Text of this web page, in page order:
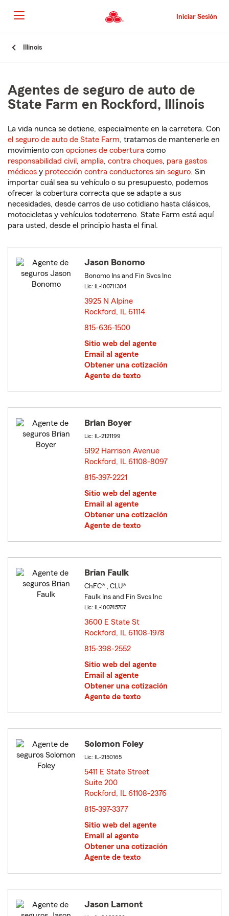
al
contenido
principal
Iniciar Sesión
Illinois
Agentes de seguro de auto de
State Farm en Rockford, Illinois
La vida nunca se detiene, especialmente en la carretera. Con
el seguro de auto de State Farm, tratamos de mantenerle en
movimiento con opciones de cobertura como
responsabilidad civil , amplia, contra choques, para gastos
médicos y protección contra conductores sin seguro. Sin
importar cuál sea su vehículo o su presupuesto, podemos
ofrecer la cobertura correcta que se adapte a sus
necesidades, desde carros de uso cotidiano hasta clásicos,
motocicletas y vehículos todoterreno. State Farm está aquí
para usted, desde el principio hasta el final.
Jason Bonomo
Bonomo Ins and Fin Svcs Inc
Lic: IL-100711304
3925 N Alpine
Rockford, IL 61114
815-636-1500
Sitio web del agente
Email al agente
Obtener una cotización
Agente de texto
Brian Boyer
Lic: IL-2121199
5192 Harrison Avenue
Rockford, IL 61108-8097
815-397-2221
Sitio web del agente
Email al agente
Obtener una cotización
Agente de texto
Brian Faulk
ChFC® , CLU®
Faulk Ins and Fin Svcs Inc
Lic: IL-100745707
3600 E State St
Rockford, IL 61108-1978
815-398-2552
Sitio web del agente
Email al agente
Obtener una cotización
Agente de texto
Solomon Foley
Lic: IL-2150165
5411 E State Street
Suite 200
Rockford, IL 61108-2376
815-397-3377
Sitio web del agente
Email al agente
Obtener una cotización
Agente de texto
Jason Lamont